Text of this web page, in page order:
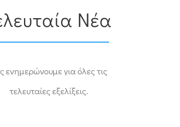
Νέα
ενημερώνουμε για όλες τις
τελευταίες εξελίξεις.